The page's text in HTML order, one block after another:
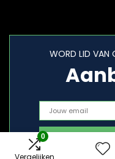
0
Vergelijken
WORD LID VAN